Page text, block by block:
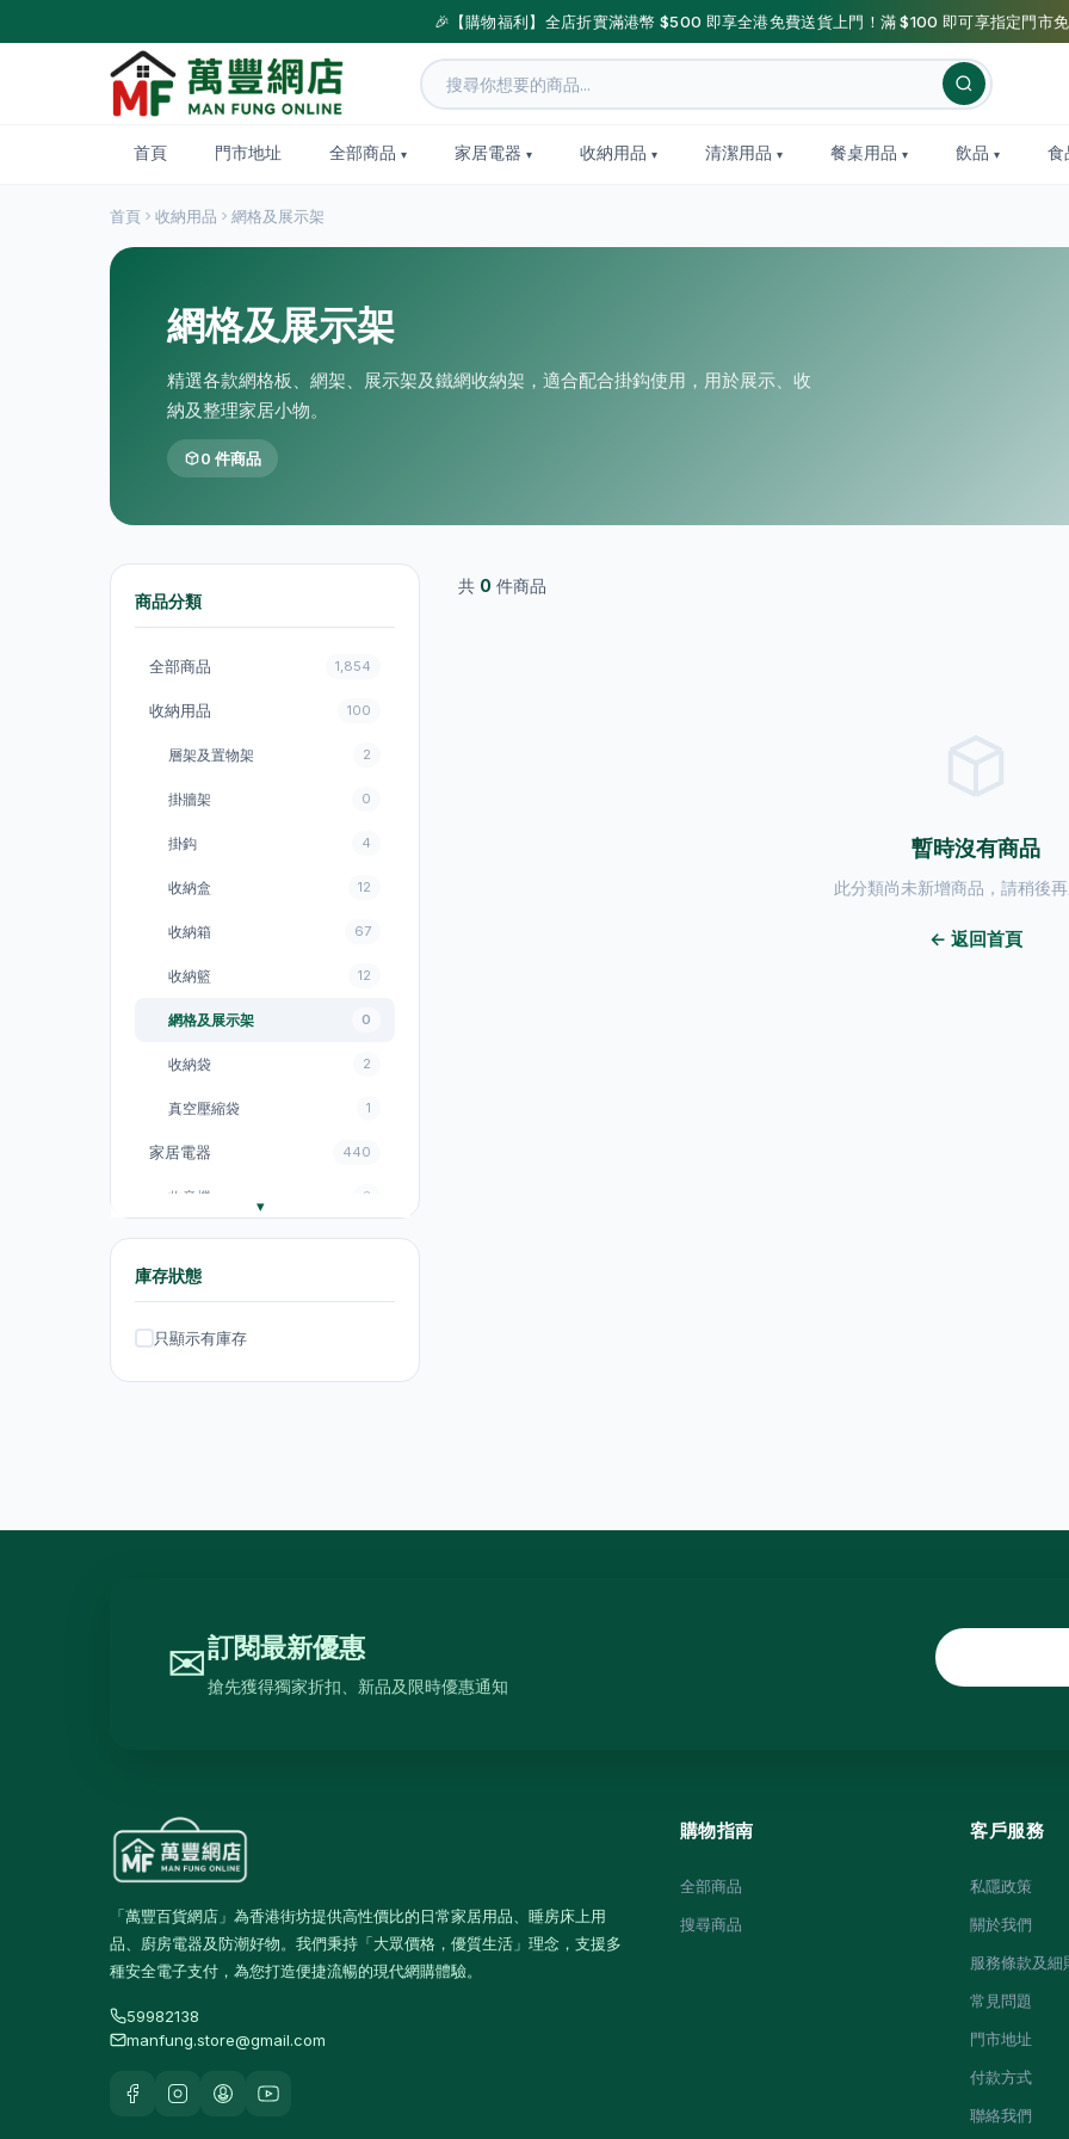
🎉【購物福利】全店折實滿港幣 $500 即享全港免費送貨上門！滿 $100 即可享指定門市
首頁 門市地址 全部商品 家居電器 收納用品 清潔用品 餐桌用品 飲品 食
首頁 收納用品 網格及展示架
網格及展示架
精選各款網格板、網架、展示架及鐵網收納架，適合配合掛鈎使用，用於展示、收
納及整理家居小物。
0 件商品
商品分類
全部商品 1,854
收納用品 100
層架及置物架 2
掛牆架 0
掛鈎 4
收納盒 12
收納箱 67
收納籃 12
網格及展示架 0
收納袋 2
真空壓縮袋 1
家居電器 440
收音機 3
電飯煲 18
風扇
廚房電器
抽濕機 4
熨斗及掛熨機 4
理髮及修剪器
小型生活電器
原箱優惠 - 飲料及飲品 1
茶類飲品
庫存狀態
只顯示有庫存
共 0 件商品
暫時沒有商品
此分類尚未新增商品，請稍後
← 返回首頁
✉訂閱最新優惠
搶先獲得獨家折扣、新品及限時優惠通知
「萬豐百貨網店」為香港街坊提供高性價比的日常家居用品、睡房床上用
品、廚房電器及防潮好物。我們秉持「大眾價格，優質生活」理念，支援多
種安全電子支付，為您打造便捷流暢的現代網購體驗。
59982138
manfung.store@gmail.com
購物指南
全部商品
搜尋商品
客戶服務
私隱政策
關於我們
服務條款及細
常見問題
門市地址
付款方式
聯絡我們